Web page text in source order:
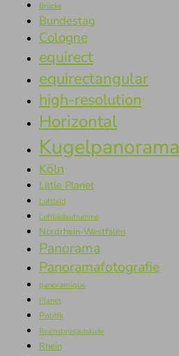
Brücke
Bundestag
Cologne
equirect
equirectangular
high-resolution
Horizontal
Kugelpanorama
Köln
Little Planet
Luftbild
Luftbildaufnahme
Nordrhein-Westfalen
Panorama
Panoramafotografie
panoramique
Planet
Politik
Reichstagsgebäude
Rhein